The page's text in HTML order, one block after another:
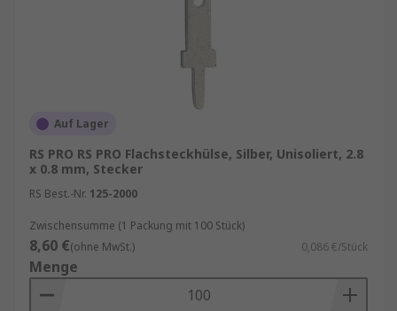
Auf Lager
RS PRO RS PRO Flachsteckhülse, Silber, Unisoliert, 2.8
x 0.8 mm, Stecker
RS Best.-Nr. 125-2000
Zwischensumme (1 Packung mit 100 Stück)
8,60 €(ohne MwSt.) 0,086 €/Stück
Menge